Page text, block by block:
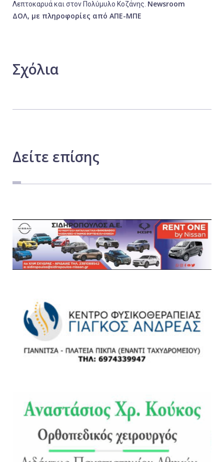
Λεπτοκαρυά και στον Πολύμυλο Κοζάνης. Newsroom
ΔΟΛ, με πληροφορίες από ΑΠΕ-ΜΠΕ
Σχόλια
Δείτε επίσης